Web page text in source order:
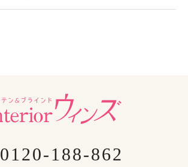
0120-188-862